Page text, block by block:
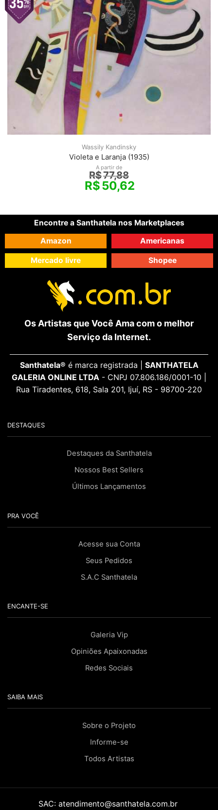
Wassily Kandinsky
Violeta e Laranja (1935)
A partir de
R$77,88
R$50,62
Encontre a Santhatela nos Marketplaces
Amazon
Americanas
Mercado livre Shopee
Os Artistas que Você Ama com o melhor
Serviço da Internet.
Santhatela® é marca registrada | SANTHATELA
GALERIA ONLINE LTDA - CNPJ 07.806.186/0001-10 |
Rua Tiradentes, 618, Sala 201, Ijuí, RS - 98700-220
DESTAQUES
Destaques da Santhatela
Nossos Best Sellers
Últimos Lançamentos
PRA VOCÊ
Acesse sua Conta
Seus Pedidos
S.A.C Santhatela
ENCANTE-SE
Galeria Vip
Opiniões Apaixonadas
Redes Sociais
SAIBA MAIS
Sobre o Projeto
Informe-se
Todos Artistas
SAC: atendimento@santhatela.com.br